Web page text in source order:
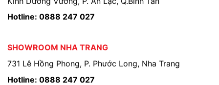
Hotline: 0888 247 027
SHOWROOM NHA TRANG
731 Lê Hồng Phong, P. Phước Long, Nha Trang
Hotline: 0888 247 027